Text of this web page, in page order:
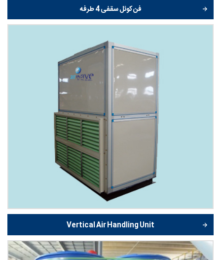
فن کوئل سقفی 4 طرفه
Vertical Air Handling Unit